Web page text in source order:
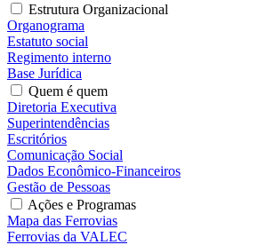
Estrutura Organizacional
Organograma
Estatuto social
Regimento interno
Base Jurídica
Quem é quem
Diretoria Executiva
Superintendências
Escritórios
Comunicação Social
Dados Econômico-Financeiros
Gestão de Pessoas
Ações e Programas
Mapa das Ferrovias
Ferrovias da VALEC